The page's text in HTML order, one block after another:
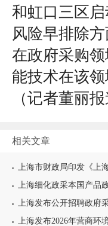
和虹口三区
风险早排除
在政府采购
能技术在该
（记者董丽报
相关文章
上海市财政局印发《上
上海细化政采本国产品
上海发布公开招聘政府
上海发布2026年营商环